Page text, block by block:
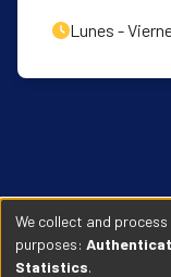
Lunes -
Recibe
relacionados
We collect and
purposes:
Statistics.